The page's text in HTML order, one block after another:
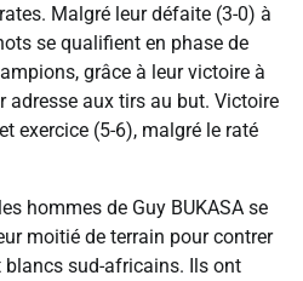
Malgré leur défaite (3-0) à
se qualifient en phase de
grâce à leur victoire à
adresse aux tirs au but. Victoire
exercice (5-6), malgré le raté
hommes de Guy BUKASA se
moitié de terrain pour contrer
blancs sud-africains. Ils ont